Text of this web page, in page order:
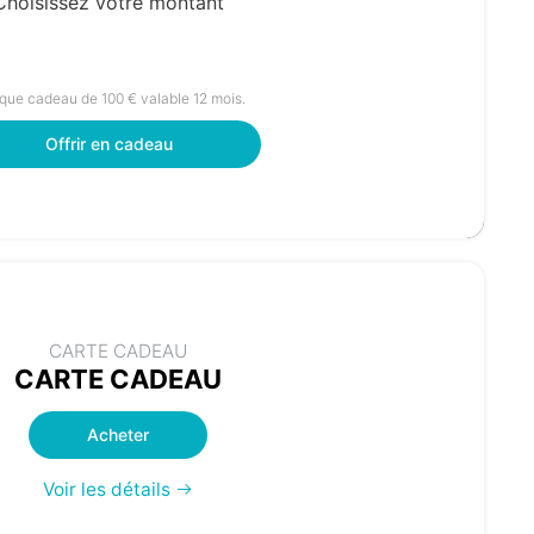
cadeau de 100 € valable 12 mois.
Offrir en cadeau
CARTE CADEAU
CARTE CADEAU
Acheter
Voir les détails